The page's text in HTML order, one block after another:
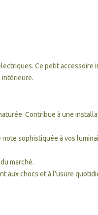
Ce petit accessoire
intérieure.
Contribue à une
sophistiquée à vos
marché.
aux chocs et à l’usure